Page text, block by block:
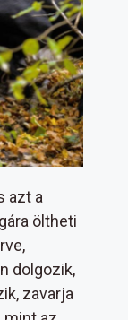
azt a
öltheti
dolgozik,
zavarja